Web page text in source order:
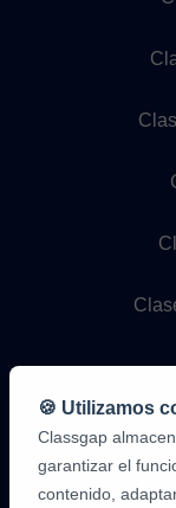
🍪 Utilizamos
Classgap
garantizar el
contenido,